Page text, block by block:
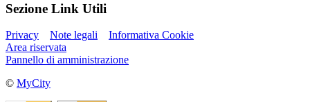
Sezione Link Utili
Privacy Note legali
Informativa Cookie
Area riservata
Pannello di amministrazione
© MyCity